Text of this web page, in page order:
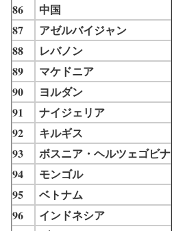
86
中国
87
アゼルバイジャン
88
レバノン
89
マケドニア
90
ヨルダン
91
ナイジェリア
92
キルギス
93
ボスニア・ヘルツェゴビナ
94
モンゴル
95
ベトナム
96
インドネシア